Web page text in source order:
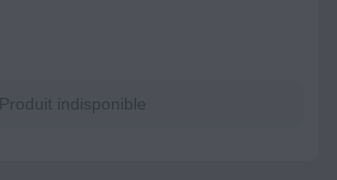
Produit indisponible